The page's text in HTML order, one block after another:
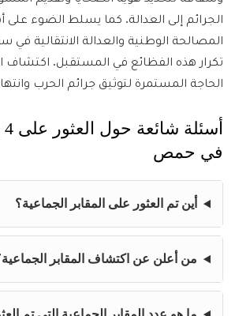
الجرائم إلى العدالة. كما يسلط الضوء على
المصالحة الوطنية والعدالة الانتقالية في
تكرار هذه الفظائع في المستقبل. اكتشاف
الحاجة المستمرة لتوثيق جرائم الحرب
في حمص
أين تم العثور على المقابر الجماعية؟
من أعلن عن اكتشاف المقابر